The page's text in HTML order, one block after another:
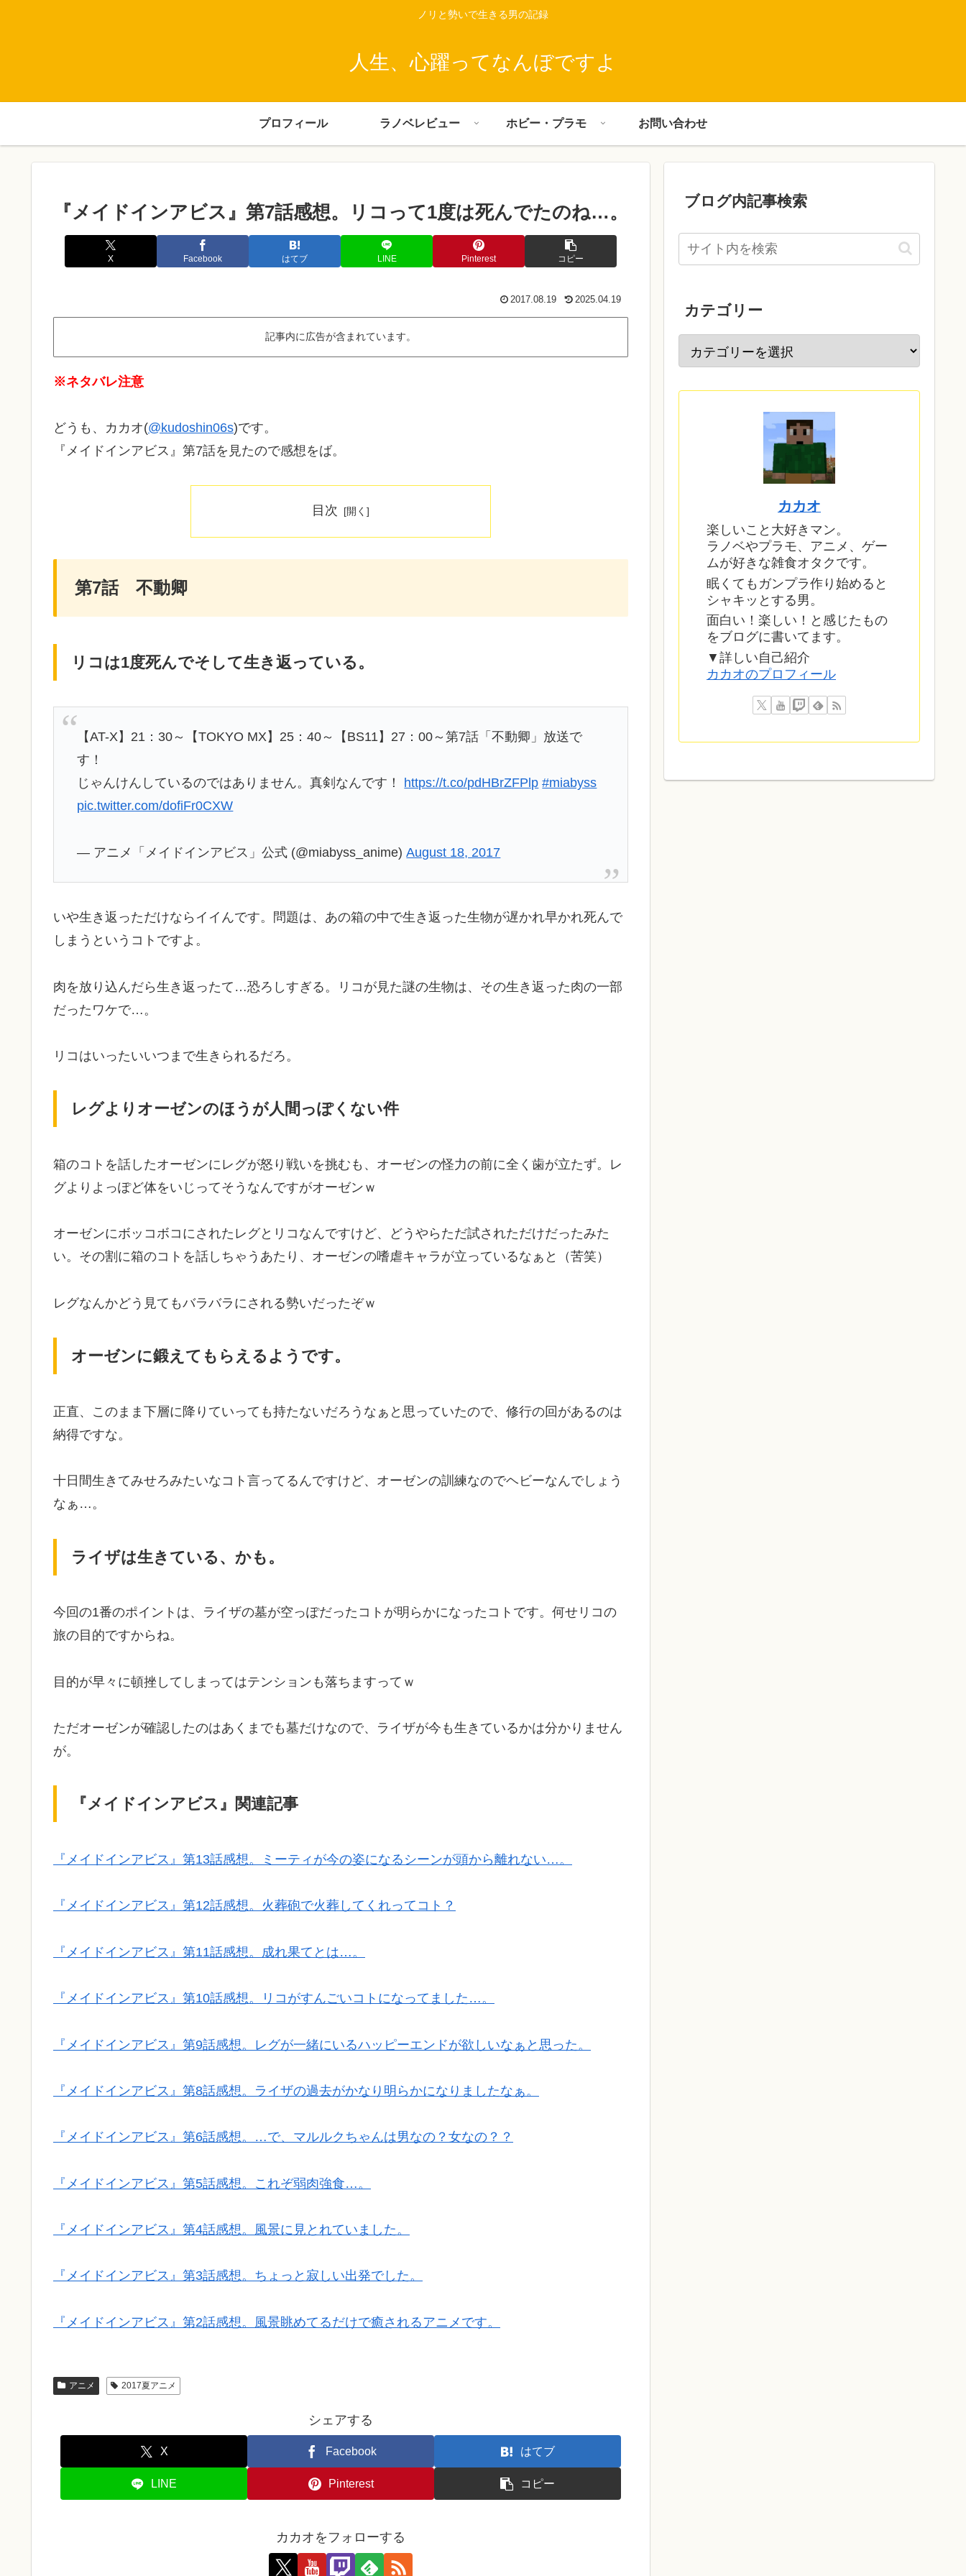
ノリと勢いで生きる男の記録
人生、心躍ってなんぼですよ
プロフィール ラノベレビュー ホビー・プラモ お問い合わせ
『メイドインアビス』第7話感想。リコって1度は死んでたのね…。
X Facebook はてブ LINE Pinterest コピー
2017.08.19 2025.04.19
記事内に広告が含まれています。
※ネタバレ注意
どうも、カカオ(@kudoshin06s)です。
『メイドインアビス』第7話を見たので感想をば。
目次
第7話 不動卿
リコは1度死んでそして生き返っている。
【AT-X】21：30～【TOKYO MX】25：40～【BS11】27：00～第7話「不動卿」放送で
す！
じゃんけんしているのではありません。真剣なんです！ https://t.co/pdHBrZFPlp #miabyss
pic.twitter.com/dofiFr0CXW
— アニメ「メイドインアビス」公式 (@miabyss_anime)August 18, 2017
いや生き返っただけならイイんです。問題は、あの箱の中で生き返った生物が遅かれ早かれ死んで
しまうというコトですよ。
肉を放り込んだら生き返ったて…恐ろしすぎる。リコが見た謎の生物は、その生き返った肉の一部
だったワケで…。
リコはいったいいつまで生きられるだろ。
レグよりオーゼンのほうが人間っぽくない件
箱のコトを話したオーゼンにレグが怒り戦いを挑むも、オーゼンの怪力の前に全く歯が立たず。レ
グよりよっぽど体をいじってそうなんですがオーゼンｗ
オーゼンにボッコボコにされたレグとリコなんですけど、どうやらただ試されただけだったみた
い。その割に箱のコトを話しちゃうあたり、オーゼンの嗜虐キャラが立っているなぁと（苦笑）
レグなんかどう見てもバラバラにされる勢いだったぞｗ
オーゼンに鍛えてもらえるようです。
正直、このまま下層に降りていっても持たないだろうなぁと思っていたので、修行の回があるのは
納得ですな。
十日間生きてみせろみたいなコト言ってるんですけど、オーゼンの訓練なのでヘビーなんでしょう
なぁ…。
ライザは生きている、かも。
今回の1番のポイントは、ライザの墓が空っぽだったコトが明らかになったコトです。何せリコの
旅の目的ですからね。
目的が早々に頓挫してしまってはテンションも落ちますってｗ
ただオーゼンが確認したのはあくまでも墓だけなので、ライザが今も生きているかは分かりません
が。
『メイドインアビス』関連記事
『メイドインアビス』第13話感想。ミーティが今の姿になるシーンが頭から離れない…。
『メイドインアビス』第12話感想。火葬砲で火葬してくれってコト？
『メイドインアビス』第11話感想。成れ果てとは…。
『メイドインアビス』第10話感想。リコがすんごいコトになってました…。
『メイドインアビス』第9話感想。レグが一緒にいるハッピーエンドが欲しいなぁと思った。
『メイドインアビス』第8話感想。ライザの過去がかなり明らかになりましたなぁ。
『メイドインアビス』第6話感想。…で、マルルクちゃんは男なの？女なの？？
『メイドインアビス』第5話感想。これぞ弱肉強食…。
『メイドインアビス』第4話感想。風景に見とれていました。
『メイドインアビス』第3話感想。ちょっと寂しい出発でした。
『メイドインアビス』第2話感想。風景眺めてるだけで癒されるアニメです。
アニメ 2017夏アニメ
シェアする
X Facebook はてブ
LINE Pinterest コピー
カカオをフォローする
ブログ内記事検索
カテゴリー
カカオ
楽しいこと大好きマン。
ラノベやプラモ、アニメ、ゲー
ムが好きな雑食オタクです。
眠くてもガンプラ作り始めると
シャキッとする男。
面白い！楽しい！と感じたもの
をブログに書いてます。
▼詳しい自己紹介
カカオのプロフィール